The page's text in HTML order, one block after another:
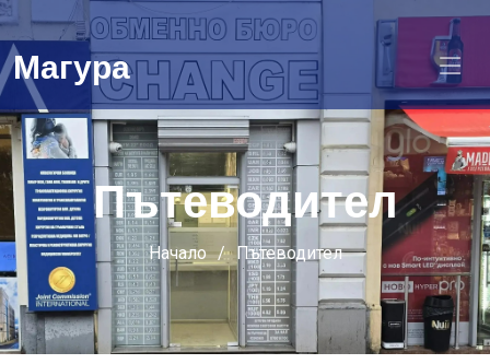
Магура
Пътеводител
Начало Пътеводител